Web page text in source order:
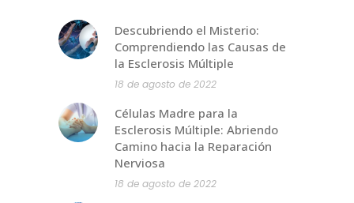
Descubriendo el Misterio:
Comprendiendo las Causas de
la Esclerosis Múltiple
18 de agosto de 2022
Células Madre para la
Esclerosis Múltiple: Abriendo
Camino hacia la Reparación
Nerviosa
18 de agosto de 2022